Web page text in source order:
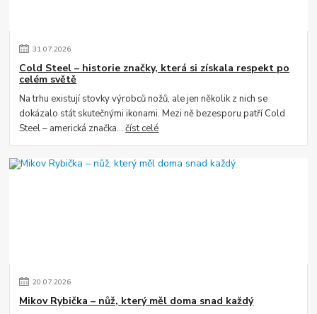
31.07.2026
Cold Steel – historie značky, která si získala respekt po
celém světě
Na trhu existují stovky výrobců nožů, ale jen několik z nich se
dokázalo stát skutečnými ikonami. Mezi ně bezesporu patří Cold
Steel – americká značka...číst celé
20.07.2026
Mikov Rybička – nůž, který měl doma snad každý